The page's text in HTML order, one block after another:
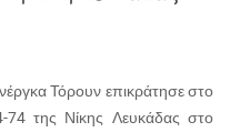
Τόρουν επικράτησε στο
74 της Νίκης Λευκάδας στο